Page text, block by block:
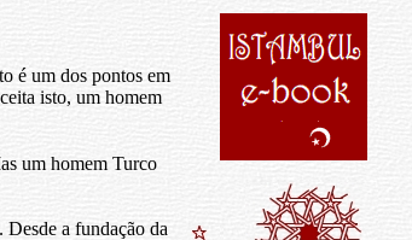
é um dos pontos em
isto, um homem
um homem Turco
Desde a fundação da